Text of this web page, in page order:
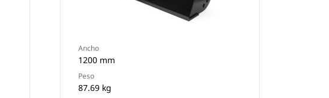
Ancho
1200 mm
Peso
87.69 kg